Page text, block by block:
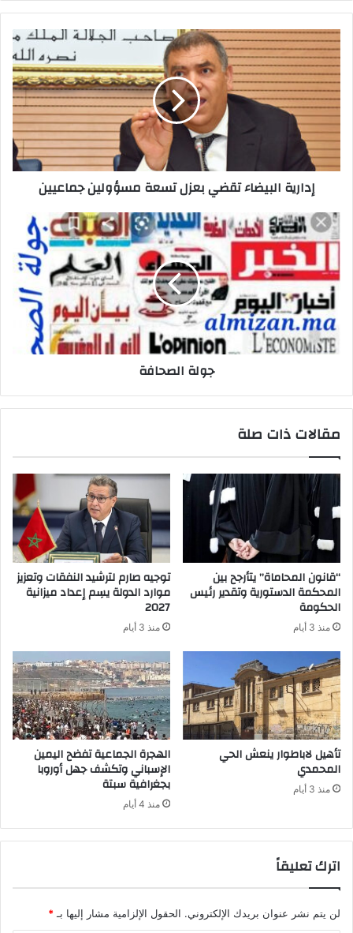
إدارية البيضاء تقضي بعزل تسعة مسؤولين جماعيين
جولة الصحافة
مقالات ذات صلة
“قانون المحاماة” يتأرجح بين
المحكمة الدستورية وتقدير رئيس
الحكومة
منذ 3 أيام
توجيه صارم لترشيد النفقات وتعزيز
موارد الدولة يسِم إعداد ميزانية
2027
منذ 3 أيام
تأهيل لاباطوار ينعش الحي
المحمدي
منذ 3 أيام
الهجرة الجماعية تفضح اليمين
الإسباني وتكشف جهل أوروبا
بجغرافية سبتة
منذ 4 أيام
اترك تعليقاً
لن يتم نشر عنوان بريدك الإلكتروني. الحقول الإلزامية مشار إليها بـ*